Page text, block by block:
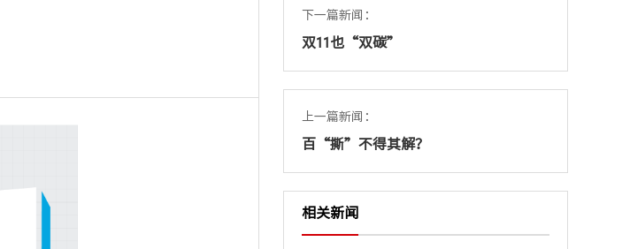
下一篇新闻：
双11也“双碳”
上一篇新闻：
百“撕”不得其解？
相关新闻